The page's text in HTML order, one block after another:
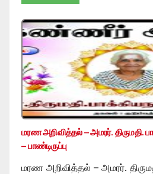
மரண அறிவித்தல் – அமரர். திருமதி.
– பாண்டிருப்பு
மரண அறிவித்தல் – அமரர்.